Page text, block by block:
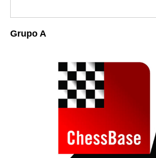
Grupo A